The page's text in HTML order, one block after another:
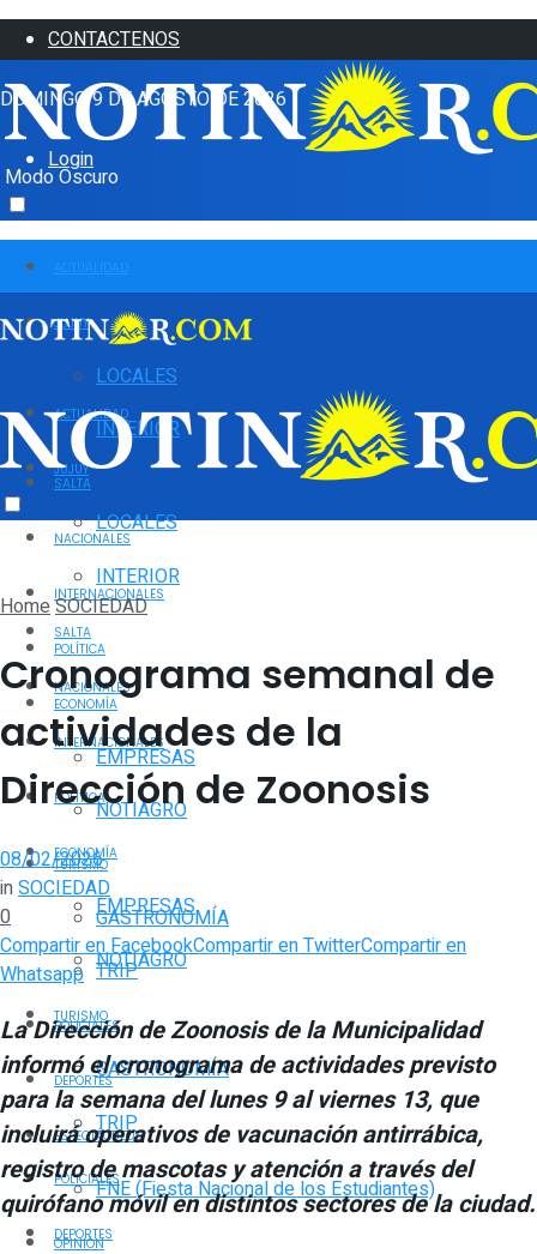
CONTACTENOS
DOMINGO 9 DE AGOSTO DE 2026
Login
Modo Oscuro
JUJUY
LOCALES
INTERIOR
SALTA
NACIONALES
INTERNACIONALES
POLÍTICA
ECONOMÍA
EMPRESAS
NOTIAGRO
TURISMO
GASTRONOMÍA
TRIP
POLICIALES
DEPORTES
ESPECTÁCULOS
FNE (Fiesta Nacional de los Estudiantes)
OPINIÓN
ACTUALIDAD
JUJUY
LOCALES
INTERIOR
SALTA
NACIONALES
INTERNACIONALES
POLÍTICA
ECONOMÍA
EMPRESAS
NOTIAGRO
TURISMO
GASTRONOMÍA
TRIP
POLICIALES
DEPORTES
HomeSOCIEDAD
Cronograma semanal de
actividades de la
Dirección de Zoonosis
08/02/2026
inSOCIEDAD
0
Compartir en FacebookCompartir en TwitterCompartir en
Whatsapp
La Dirección de Zoonosis de la Municipalidad
informó el cronograma de actividades previsto
para la semana del lunes 9 al viernes 13, que
incluirá operativos de vacunación antirrábica,
registro de mascotas y atención a través del
quirófano móvil en distintos sectores de la ciudad.